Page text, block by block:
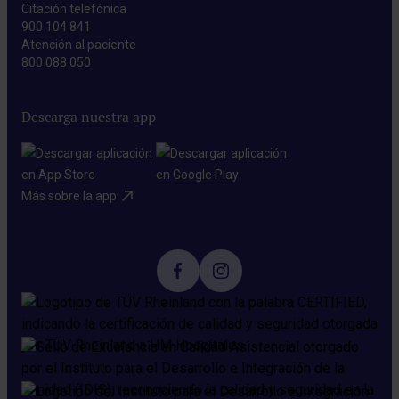
Citación telefónica
900 104 841
Atención al paciente
800 088 050
Descarga nuestra app
Más sobre la app​